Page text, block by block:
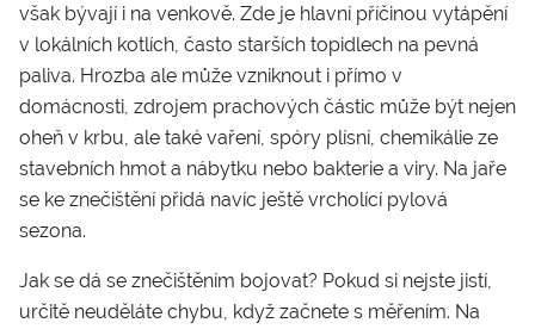
však bývají i na venkově. Zde je hlavní příčinou vytápění
v lokálních kotlích, často starších topidlech na pevná
paliva. Hrozba ale může vzniknout i přímo v
domácnosti, zdrojem prachových částic může být nejen
oheň v krbu, ale také vaření, spóry plísní, chemikálie ze
stavebních hmot a nábytku nebo bakterie a viry. Na jaře
se ke znečištění přidá navíc ještě vrcholící pylová
sezona.
Jak se dá se znečištěním bojovat? Pokud si nejste jistí,
určitě neuděláte chybu, když začnete s měřením. Na